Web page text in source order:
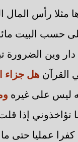
مثلا رأس
حسب البيت
وين الضرورة
القرآن هل جزاء
ليس على غيره
تؤاخذوني إذا
كفرا عمليا